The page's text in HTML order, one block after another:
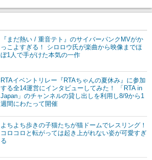
『まだ熱い / 重音テト』のサイバーパンクMVがか
っこよすぎる！ シロロウ氏が楽曲から映像までほ
ぼ1人で手がけた本気の一作
RTAイベントリレー『RTAちゃんの夏休み』に参加
する全14運営にインタビューしてみた！ 「RTA in
Japan」のチャンネルの貸し出しを利用し8/9から1
週間にわたって開催
よちよち歩きの子猫たちが猫ドームでレスリング！
コロコロと転がっては起き上がれない姿が可愛すぎ
る